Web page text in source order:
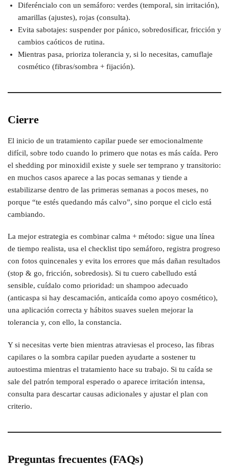
Diferéncialo con un semáforo: verdes (temporal, sin irritación),
amarillas (ajustes), rojas (consulta).
Evita sabotajes: suspender por pánico, sobredosificar, fricción y
cambios caóticos de rutina.
Mientras pasa, prioriza tolerancia y, si lo necesitas, camuflaje
cosmético (fibras/sombra + fijación).
Cierre
El inicio de un tratamiento capilar puede ser emocionalmente
difícil, sobre todo cuando lo primero que notas es más caída. Pero
el shedding por minoxidil existe y suele ser temprano y transitorio:
en muchos casos aparece a las pocas semanas y tiende a
estabilizarse dentro de las primeras semanas a pocos meses, no
porque “te estés quedando más calvo”, sino porque el ciclo está
cambiando.
La mejor estrategia es combinar calma + método: sigue una línea
de tiempo realista, usa el checklist tipo semáforo, registra progreso
con fotos quincenales y evita los errores que más dañan resultados
(stop & go, fricción, sobredosis). Si tu cuero cabelludo está
sensible, cuídalo como prioridad: un shampoo adecuado
(anticaspa si hay descamación, anticaída como apoyo cosmético),
una aplicación correcta y hábitos suaves suelen mejorar la
tolerancia y, con ello, la constancia.
Y si necesitas verte bien mientras atraviesas el proceso, las fibras
capilares o la sombra capilar pueden ayudarte a sostener tu
autoestima mientras el tratamiento hace su trabajo. Si tu caída se
sale del patrón temporal esperado o aparece irritación intensa,
consulta para descartar causas adicionales y ajustar el plan con
criterio.
Preguntas frecuentes (FAQs)